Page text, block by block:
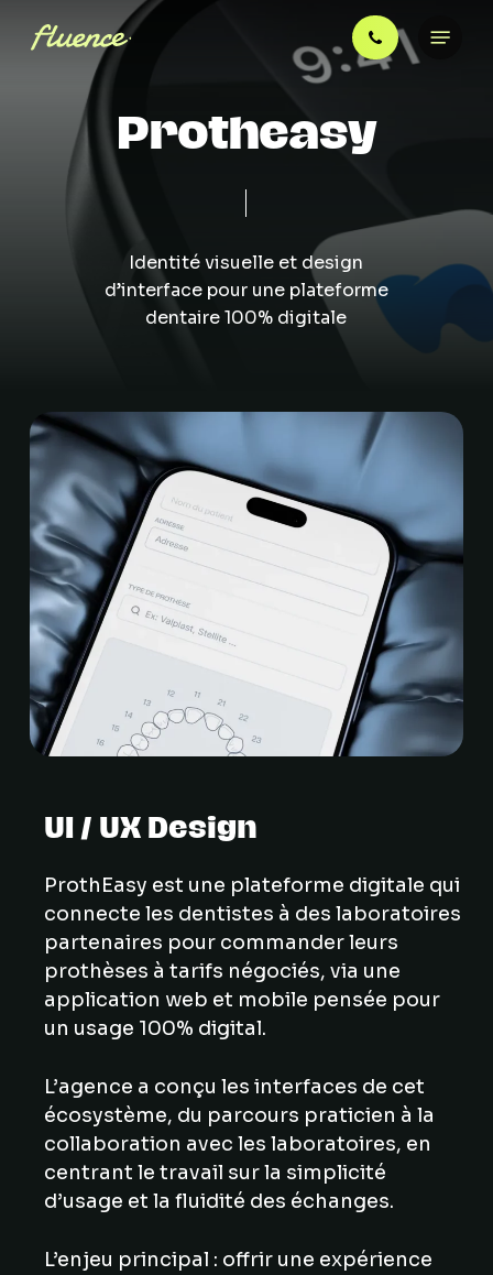
Protheasy
Identité visuelle et design
d’interface pour une plateforme
dentaire 100% digitale
UI / UX Design
ProthEasy est une plateforme digitale qui
connecte les dentistes à des laboratoires
partenaires pour commander leurs
prothèses à tarifs négociés, via une
application web et mobile pensée pour
un usage 100% digital.
L’agence a conçu les interfaces de cet
écosystème, du parcours praticien à la
collaboration avec les laboratoires, en
centrant le travail sur la simplicité
d’usage et la fluidité des échanges.
L’enjeu principal : offrir une expérience